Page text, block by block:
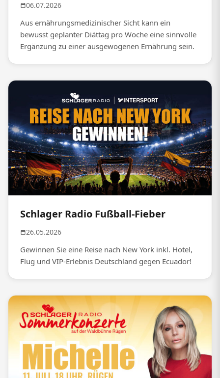
06.07.2026
Aus ernährungsmedizinischer Sicht kann ein
bewusst geplanter Diättag pro Woche eine sinnvolle
Ergänzung zu einer ausgewogenen Ernährung sein.
Schlager Radio Fußball-Fieber
26.05.2026
Gewinnen Sie eine Reise nach New York inkl. Hotel,
Flug und VIP-Erlebnis Deutschland gegen Ecuador!